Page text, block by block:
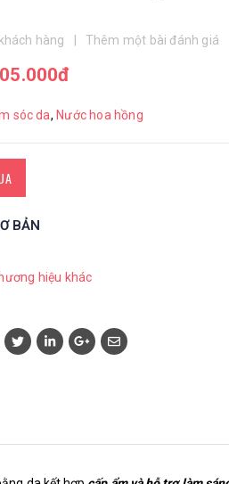
hàng Thêm một bài đánh giá
đ
sóc da, Nước hoa hồng
BẢN
hiệu khác